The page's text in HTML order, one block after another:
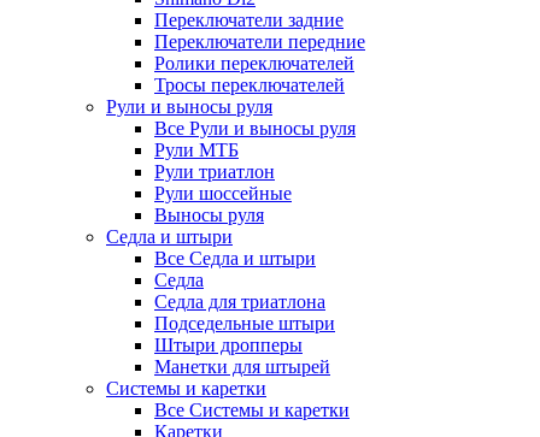
Переключатели задние
Переключатели передние
Ролики переключателей
Тросы переключателей
Рули и выносы руля
Все Рули и выносы руля
Рули МТБ
Рули триатлон
Рули шоссейные
Выносы руля
Седла и штыри
Все Седла и штыри
Седла
Седла для триатлона
Подседельные штыри
Штыри дропперы
Манетки для штырей
Системы и каретки
Все Системы и каретки
Каретки